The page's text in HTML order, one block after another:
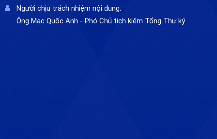
Người chịu trách nhiệm nội dung:
Ông Mạc Quốc Anh - Phó Chủ tịch kiêm Tổng Thư ký